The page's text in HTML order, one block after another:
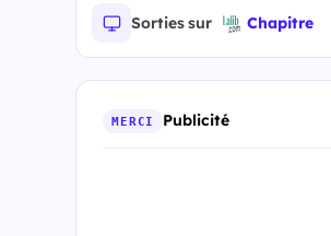
Sorties sur Chapitre
MERCI Publicité